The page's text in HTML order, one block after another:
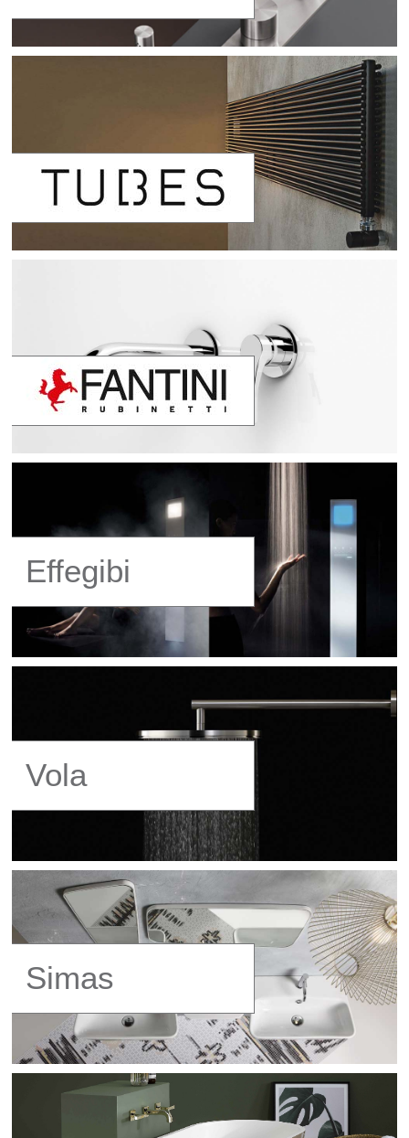
Effegibi
Vola
Simas